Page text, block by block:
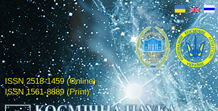
ISSN 2518-1459 (Online)
ISSN 1561-8889 (Print)